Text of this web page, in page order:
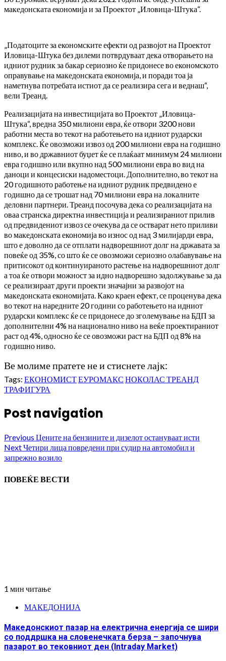
македонската економија и за Проектот „Иловица-Штука“.
„Податоците за економските ефекти од развојот на Проектот
Иловица-Штука без дилеми потврдуваат дека отворањето на
идниот рудник за бакар сериозно ќе придонесе во економското
оправување на македонската економија, и поради тоа ја
наметнува потребата истиот да се реализира сега и веднаш“,
вели Треанд.
Реализацијата на инвестицијата во Проектот „Иловица-
Штука“, вредна 350 милиони евра, ќе отвори 3200 нови
работни места во текот на работењето на идниот рударски
комплекс. Ќе овозможи извоз од 200 милиони евра на годишно
ниво, и во државниот буџет ќе се плаќаат минимум 24 милиони
евра годишно или вкупно над 500 милиони евра во вид на
даноци и концесиски надоместоци. Дополнително, во текот на
20 годишното работење на идниот рудник предвидено е
годишно да се трошат над 70 милиони евра на локалните
деловни партнери. Треанд посочува дека со реализацијата на
оваа странска директна инвестиција и реализираниот прилив
од предвидениот извоз се очекува да се остварат нето приливи
во македонската економија во износ од над 3 милијарди евра,
што е доволно да се отплати надворешниот долг на државата за
повеќе од 35%, со што ќе се овозможи сериозно олабавување на
притисокот од континуираното растење на надворешниот долг
а тоа ќе отвори можност за идно надворешно задолжување за да
се реализираат други проекти значајни за развојот на
македонската економијата. Како краен ефект, се проценува дека
во текот на наредните 20 години со работењето на идниот
рударски комплекс ќе се придонесе до зголемување на БДП за
дополнителни 4% на национално ниво на веќе проектираниот
раст од 4%, односно ќе се овозможи раст на БДП од 8% на
годишно ниво.
Ве молиме пратете не и стиснете лајк:
Tags: ЕКОНОМИСТЕУРОМАКС НОКОЛАС ТРЕАНД
ТРАФИГУРА
Post navigation
Previous Цените на бензините и дизелот остануваат исти
NextЧетири лица повредени при судир на автомобил и
запрежно возило
ПОВЕЌЕ ВЕСТИ
1 мин читање
МАКЕДОНИЈА
Македонскиот пазар на електрична енергија се шири
со поддршка на словенечката берза – започнува
пазарот во тековниот ден (Intraday Market)